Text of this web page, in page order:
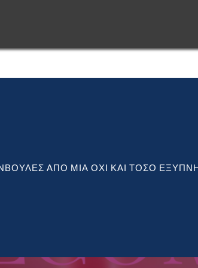
ΑΠΟ ΜΙΑ ΟΧΙ ΚΑΙ ΤΟΣΟ